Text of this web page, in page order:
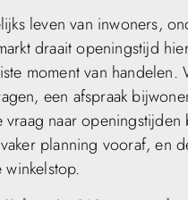
leven van inwoners,
draait openingstijd
moment van handelen.
een afspraak
naar
planning vooraf, en